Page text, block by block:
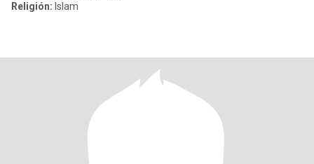
Religión: Islam